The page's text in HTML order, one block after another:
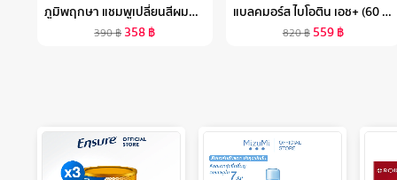
ภูมิพฤกษา แชมพูเปลี่ยนสีผมสมุนไพร (รุ่นแฟนฉัน) มี 4 สี 6ชิ้น/กล่อง
390฿ 358฿
แบลคมอร์ส ไบโอติน เอช+ (60 เม็ด) ผลิตภัณฑ์เสริมอาหาร
820฿ 559฿